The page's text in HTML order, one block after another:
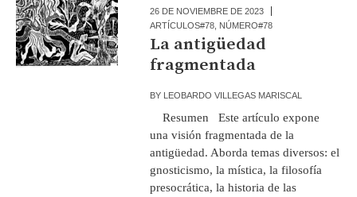
26 DE NOVIEMBRE DE 2023
ARTÍCULOS#78 NÚMERO#78
La antigüedad
fragmentada
BY LEOBARDO VILLEGAS MARISCAL
Resumen Este artículo expone
una visión fragmentada de la
antigüedad. Aborda temas diversos: el
gnosticismo, la mística, la filosofía
presocrática, la historia de las